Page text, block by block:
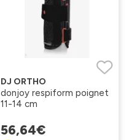
DJ ORTHO
donjoy respiform poignet
11-14 cm
56,64€